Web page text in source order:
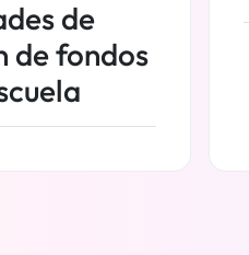
de
de fondos